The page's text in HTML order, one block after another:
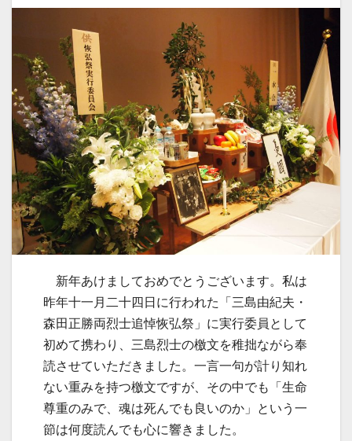
新年あけましておめでとうございます。私は
昨年十一月二十四日に行われた「三島由紀夫・
森田正勝両烈士追悼恢弘祭」に実行委員として
初めて携わり、三島烈士の檄文を稚拙ながら奉
読させていただきました。一言一句が計り知れ
ない重みを持つ檄文ですが、その中でも「生命
尊重のみで、魂は死んでも良いのか」という一
節は何度読んでも心に響きました。